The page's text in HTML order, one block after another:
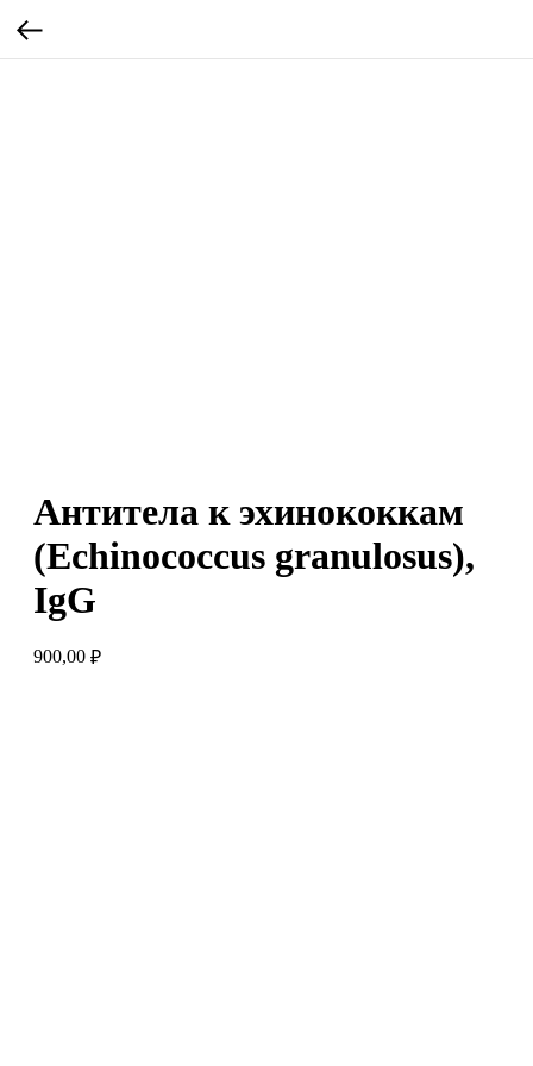
Антитела к эхинококкам
(Echinococcus granulosus),
IgG
900,00 ₽